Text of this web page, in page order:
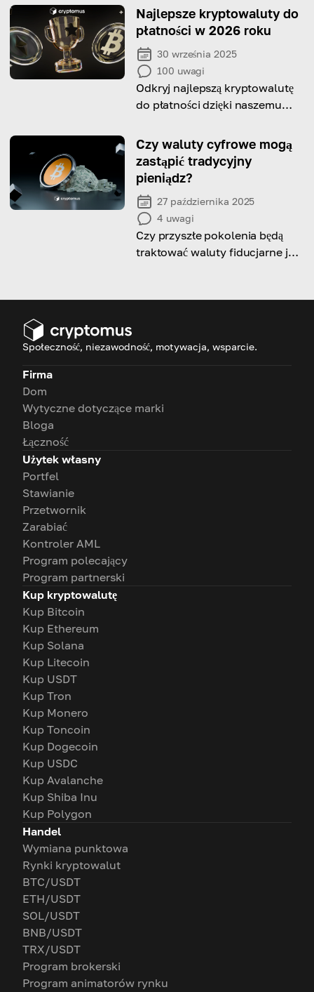
zastosowań w rzeczywistym
świecie.
Najlepsze kryptowaluty do
płatności w 2026 roku
30 września 2025
100 uwagi
Odkryj najlepszą kryptowalutę
do płatności dzięki naszemu
Czy waluty cyfrowe mogą
zastąpić tradycyjny
pieniądz?
27 października 2025
4 uwagi
Czy przyszłe pokolenia będą
traktować waluty fiducjarne jak
relacjach między tradycyjnymi
Społeczność, niezawodność, motywacja, wsparcie.
Firma
Dom
Wytyczne dotyczące marki
Bloga
Łączność
Użytek własny
Portfel
Stawianie
Przetwornik
Zarabiać
Kontroler AML
Program polecający
Program partnerski
Kup kryptowalutę
Kup Bitcoin
Kup Ethereum
Kup Solana
Kup Litecoin
Kup USDT
Kup Tron
Kup Monero
Kup Toncoin
Kup Dogecoin
Kup USDC
Kup Avalanche
Kup Shiba Inu
Kup Polygon
Handel
Wymiana punktowa
Rynki kryptowalut
BTC/USDT
ETH/USDT
SOL/USDT
BNB/USDT
TRX/USDT
Program brokerski
Program animatorów rynku